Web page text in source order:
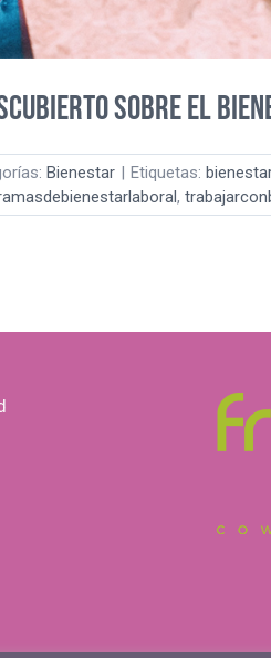
SOBRE EL
Bienestar | Etiquetas:
,